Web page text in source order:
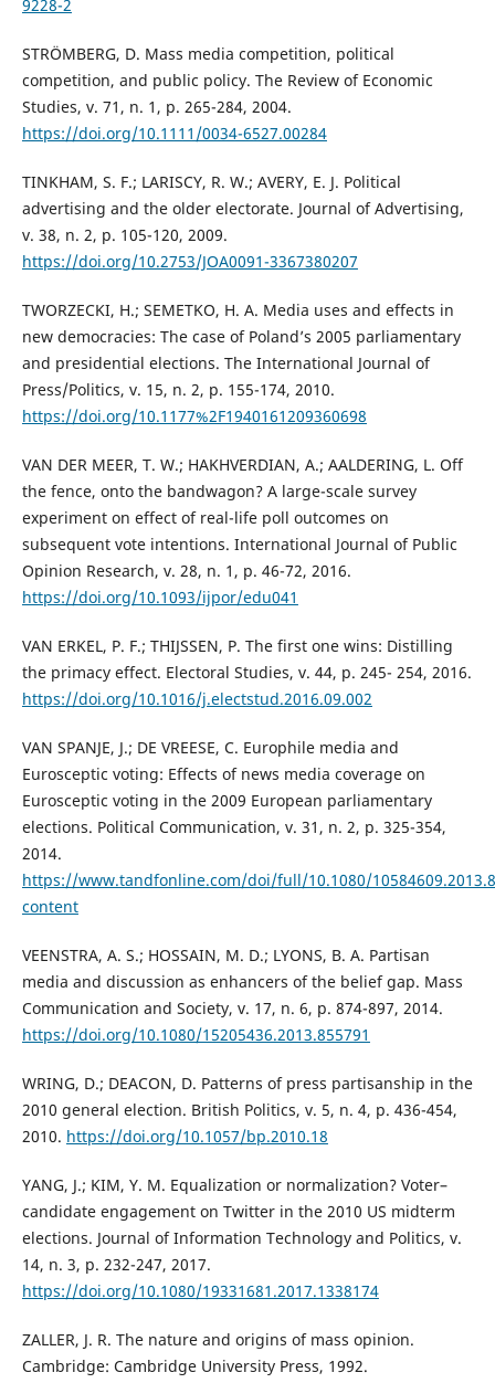
9228-2
STRÖMBERG, D. Mass media competition, political
competition, and public policy. The Review of Economic
Studies, v. 71, n. 1, p. 265-284, 2004.
https://doi.org/10.1111/0034-6527.00284
TINKHAM, S. F.; LARISCY, R. W.; AVERY, E. J. Political
advertising and the older electorate. Journal of Advertising,
v. 38, n. 2, p. 105-120, 2009.
https://doi.org/10.2753/JOA0091-3367380207
TWORZECKI, H.; SEMETKO, H. A. Media uses and effects in
new democracies: The case of Poland’s 2005 parliamentary
and presidential elections. The International Journal of
Press/Politics, v. 15, n. 2, p. 155-174, 2010.
https://doi.org/10.1177%2F1940161209360698
VAN DER MEER, T. W.; HAKHVERDIAN, A.; AALDERING, L. Off
the fence, onto the bandwagon? A large-scale survey
experiment on effect of real-life poll outcomes on
subsequent vote intentions. International Journal of Public
Opinion Research, v. 28, n. 1, p. 46-72, 2016.
https://doi.org/10.1093/ijpor/edu041
VAN ERKEL, P. F.; THIJSSEN, P. The first one wins: Distilling
the primacy effect. Electoral Studies, v. 44, p. 245- 254, 2016.
https://doi.org/10.1016/j.electstud.2016.09.002
VAN SPANJE, J.; DE VREESE, C. Europhile media and
Eurosceptic voting: Effects of news media coverage on
Eurosceptic voting in the 2009 European parliamentary
elections. Political Communication, v. 31, n. 2, p. 325-354,
2014.
https://www.tandfonline.com/doi/full/10.1080/
content
VEENSTRA, A. S.; HOSSAIN, M. D.; LYONS, B. A. Partisan
media and discussion as enhancers of the belief gap. Mass
Communication and Society, v. 17, n. 6, p. 874-897, 2014.
https://doi.org/10.1080/15205436.2013.855791
WRING, D.; DEACON, D. Patterns of press partisanship in the
2010 general election. British Politics, v. 5, n. 4, p. 436-454,
2010. https://doi.org/10.1057/bp.2010.18
YANG, J.; KIM, Y. M. Equalization or normalization? Voter–
candidate engagement on Twitter in the 2010 US midterm
elections. Journal of Information Technology and Politics, v.
14, n. 3, p. 232-247, 2017.
https://doi.org/10.1080/19331681.2017.1338174
ZALLER, J. R. The nature and origins of mass opinion.
Cambridge: Cambridge University Press, 1992.